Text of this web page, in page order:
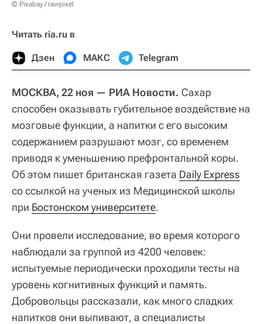
© Pixabay / rawpixel
Читать ria.ru в
Дзен МАКС Telegram
МОСКВА, 22 ноя — РИА Новости. Сахар
способен оказывать губительное воздействие на
мозговые функции, а напитки с его высоким
содержанием разрушают мозг, со временем
приводя к уменьшению префронтальной коры.
Об этом пишет британская газета Daily Express
со ссылкой на ученых из Медицинской школы
при Бостонском университете.
Они провели исследование, во время которого
наблюдали за группой из 4200 человек:
испытуемые периодически проходили тесты на
уровень когнитивных функций и память.
Добровольцы рассказали, как много сладких
напитков они выпивают, а специалисты